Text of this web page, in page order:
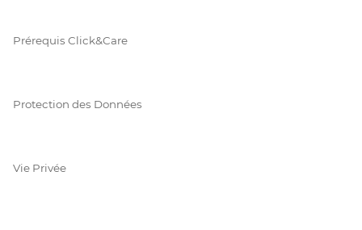
Prérequis Click&Care
Protection des Données
Vie Privée